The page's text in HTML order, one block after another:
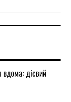
вдома: дієвий